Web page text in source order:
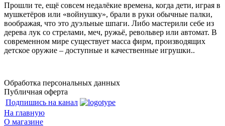
Прошли те, ещё совсем недалёкие времена, когда дети, играя в
мушкетёров или «войнушку», брали в руки обычные палки,
воображая, что это дуэльные шпаги. Либо мастерили себе из
дерева лук со стрелами, меч, ружьё, револьвер или автомат. В
современном мире существует масса фирм, производящих
детское оружие – доступные и качественные игрушки..
Обработка персональных данных
Публичная оферта
Подпишись на канал
На главную
О магазине